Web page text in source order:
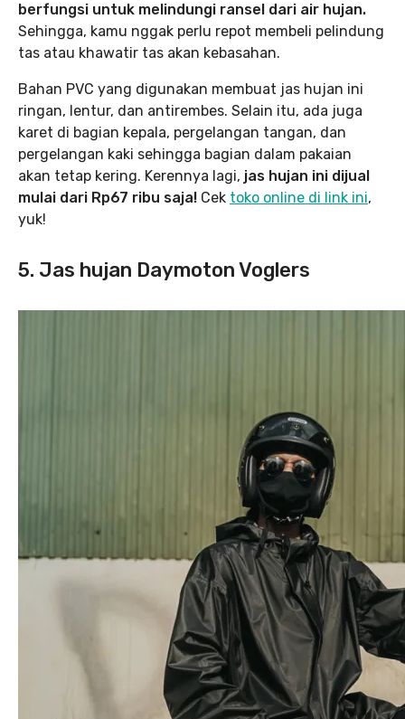
berfungsi untuk melindungi ransel dari air hujan.
Sehingga, kamu nggak perlu repot membeli pelindung
tas atau khawatir tas akan kebasahan.
Bahan PVC yang digunakan membuat jas hujan ini
ringan, lentur, dan antirembes. Selain itu, ada juga
karet di bagian kepala, pergelangan tangan, dan
pergelangan kaki sehingga bagian dalam pakaian
akan tetap kering. Kerennya lagi, jas hujan ini dijual
mulai dari Rp67 ribu saja! Cek toko online di link ini,
yuk!
5. Jas hujan Daymoton Voglers